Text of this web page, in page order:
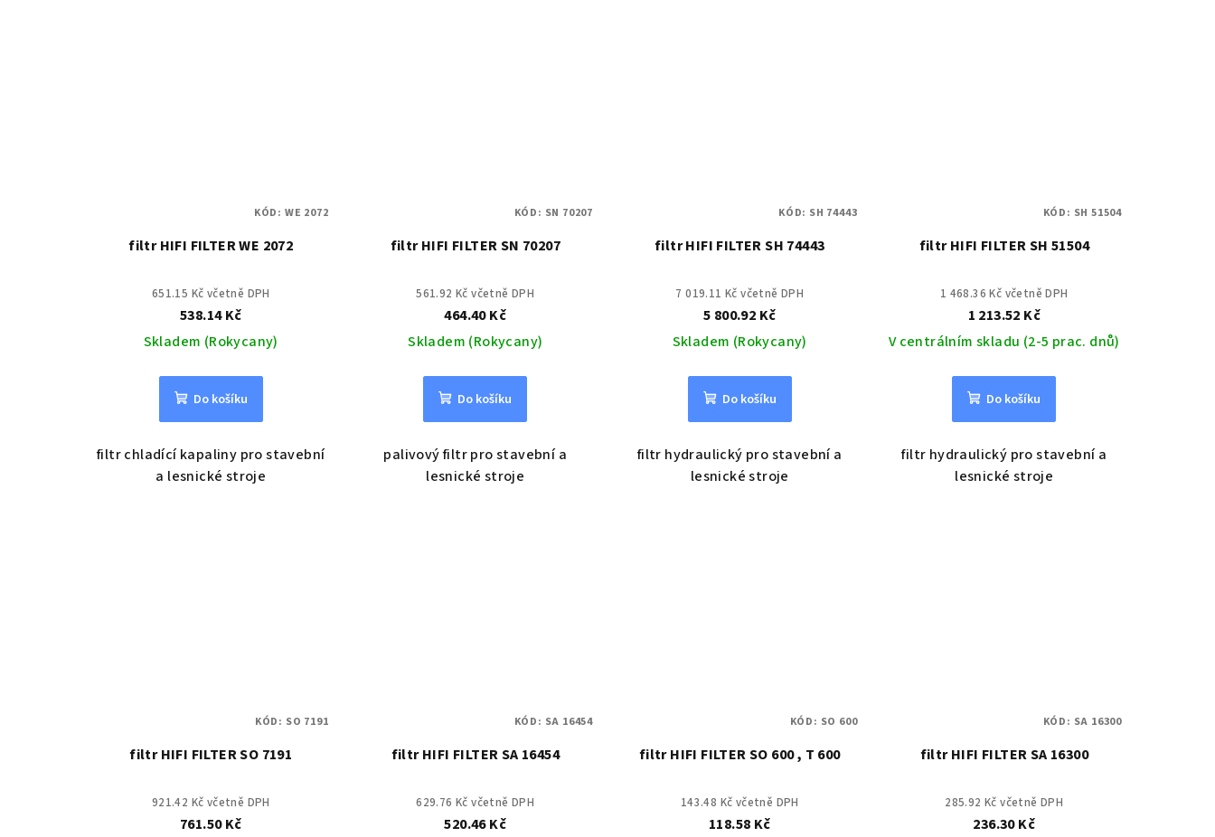
filtr HIFI FILTER WE 2072
651.15 Kč včetně DPH
538.14 Kč
Skladem (Rokycany)
Do košíku
filtr chladící kapaliny pro stavební
a lesnické stroje
KÓD: WE 2072
filtr HIFI FILTER SN 70207
561.92 Kč včetně DPH
464.40 Kč
Skladem (Rokycany)
Do košíku
palivový filtr pro stavební a
lesnické stroje
KÓD: SN 70207
filtr HIFI FILTER SH 74443
7 019.11 Kč včetně DPH
5 800.92 Kč
Skladem (Rokycany)
Do košíku
filtr hydraulický pro stavební a
lesnické stroje
KÓD: SH 74443
filtr HIFI FILTER SH 51504
1 468.36 Kč včetně DPH
1 213.52 Kč
V centrálním skladu (2-5 prac. dnů)
Do košíku
filtr hydraulický pro stavební a
lesnické stroje
KÓD: SH 51504
filtr HIFI FILTER SO 7191
921.42 Kč včetně DPH
761.50 Kč
KÓD: SO 7191
filtr HIFI FILTER SA 16454
629.76 Kč včetně DPH
520.46 Kč
KÓD: SA 16454
filtr HIFI FILTER SO 600 , T 600
143.48 Kč včetně DPH
118.58 Kč
KÓD: SO 600
filtr HIFI FILTER SA 16300
285.92 Kč včetně DPH
236.30 Kč
KÓD: SA 16300